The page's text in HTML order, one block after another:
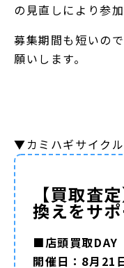
の見直しにより参
募集期間も短いの
願いします。
▼カミハギサイク
【買取査
換えをサ
■店頭買取DAY
開催日：8月21